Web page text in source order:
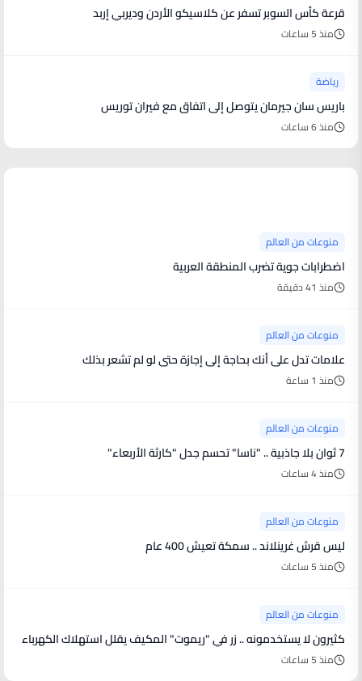
قرعة كأس السوبر تسفر عن كلاسيكو الأردن وديربي إربد
منذ 5 ساعات
رياضة
باريس سان جيرمان يتوصل إلى اتفاق مع فيران توريس
منذ 6 ساعات
منوعات من العالم
اضطرابات جوية تضرب المنطقة العربية
منذ 41 دقيقة
منوعات من العالم
علامات تدل على أنك بحاجة إلى إجازة حتى لو لم تشعر بذلك
منذ 1 ساعة
منوعات من العالم
7 ثوان بلا جاذبية .. "ناسا" تحسم جدل "كارثة الأربعاء"
منذ 4 ساعات
منوعات من العالم
ليس قرش غرينلاند .. سمكة تعيش 400 عام
منذ 5 ساعات
منوعات من العالم
كثيرون لا يستخدمونه .. زر في "ريموت" المكيف يقلل استهلاك الكهرباء
منذ 5 ساعات